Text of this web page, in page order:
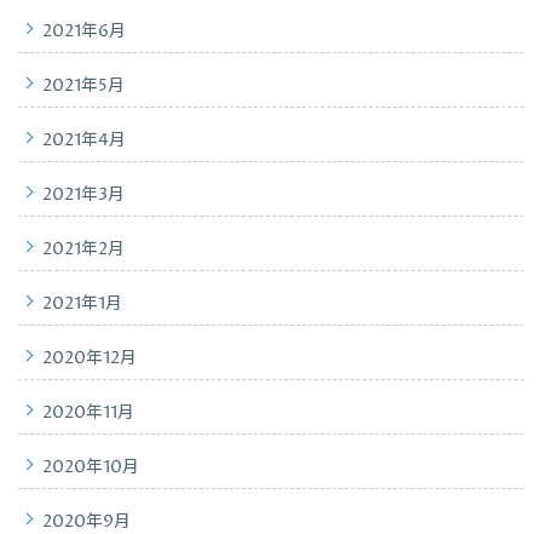
2021年6月
2021年5月
2021年4月
2021年3月
2021年2月
2021年1月
2020年12月
2020年11月
2020年10月
2020年9月